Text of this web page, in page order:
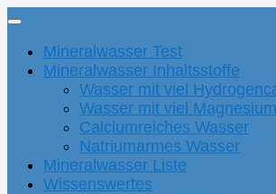
Mineralwasser Test
Mineralwasser Inhaltsstoffe
Wasser mit viel
Wasser mit viel Magnesium
Calciumreiches Wasser
Natriumarmes Wasser
Mineralwasser Liste
Wissenswertes